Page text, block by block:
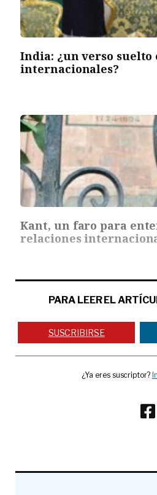
India: ¿un verso suelto
internacionales?
Kant, un faro para
relaciones
PARA LEER EL
SUSCRIBIRSE
¿Ya eres suscriptor?